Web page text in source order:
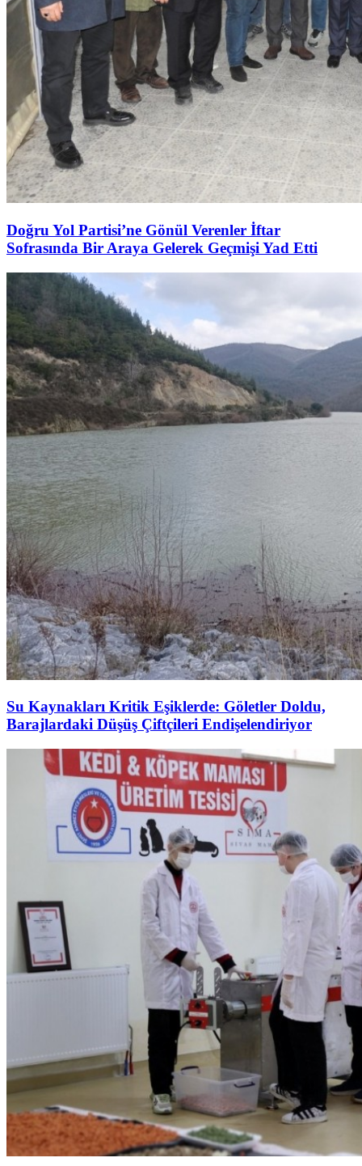
Doğru Yol Partisi’ne Gönül Verenler İftar
Sofrasında Bir Araya Gelerek Geçmişi Yad Etti
Su Kaynakları Kritik Eşiklerde: Göletler Doldu,
Barajlardaki Düşüş Çiftçileri Endişelendiriyor